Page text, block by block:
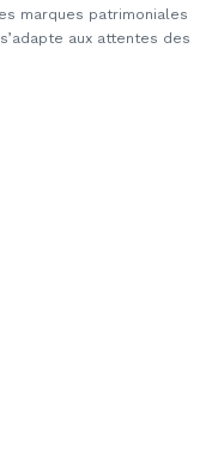
marques patrimoniales
aux attentes des